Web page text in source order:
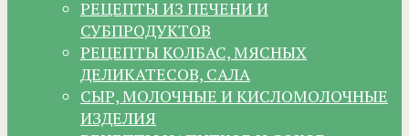
РЕЦЕПТЫ ИЗ ПЕЧЕНИ И
СУБПРОДУКТОВ
РЕЦЕПТЫ КОЛБАС, МЯСНЫХ
ДЕЛИКАТЕСОВ, САЛА
СЫР, МОЛОЧНЫЕ И КИСЛОМОЛОЧНЫЕ
ИЗДЕЛИЯ